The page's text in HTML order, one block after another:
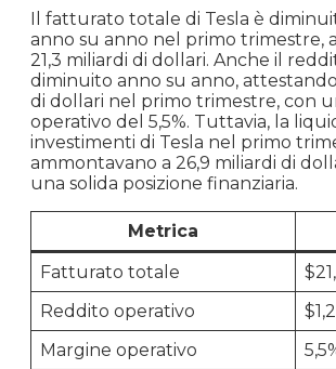
Il fatturato totale di Tesla è
anno su anno nel primo trimestre,
21,3 miliardi di dollari. Anche il
diminuito anno su anno,
di dollari nel primo trimestre, con
operativo del 5,5%. Tuttavia, la
investimenti di Tesla nel primo
ammontavano a 26,9 miliardi di
una solida posizione finanziaria.
Metrica
Fatturato totale
Reddito operativo
Margine operativo